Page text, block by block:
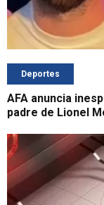
Deportes
AFA anuncia
padre de Lionel